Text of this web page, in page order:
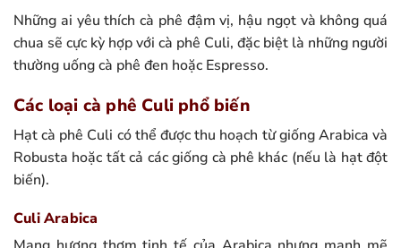
Những ai yêu thích cà phê đậm vị, hậu ngọt và không quá
chua sẽ cực kỳ hợp với cà phê Culi, đặc biệt là những người
thường uống cà phê đen hoặc Espresso.
Các loại cà phê Culi phổ biến
Hạt cà phê Culi có thể được thu hoạch từ giống Arabica và
Robusta hoặc tất cả các giống cà phê khác (nếu là hạt đột
biến).
Culi Arabica